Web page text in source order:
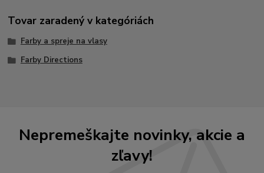
Tovar zaradený v kategóriách
Farby a spreje na vlasy
Farby Directions
Nepremeškajte novinky, akcie a
zľavy!